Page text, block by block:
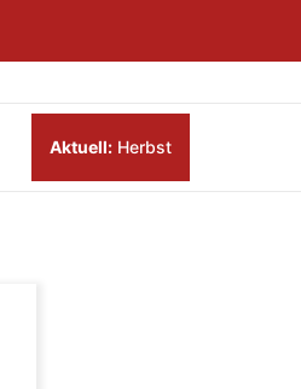
Aktuell: Herbst